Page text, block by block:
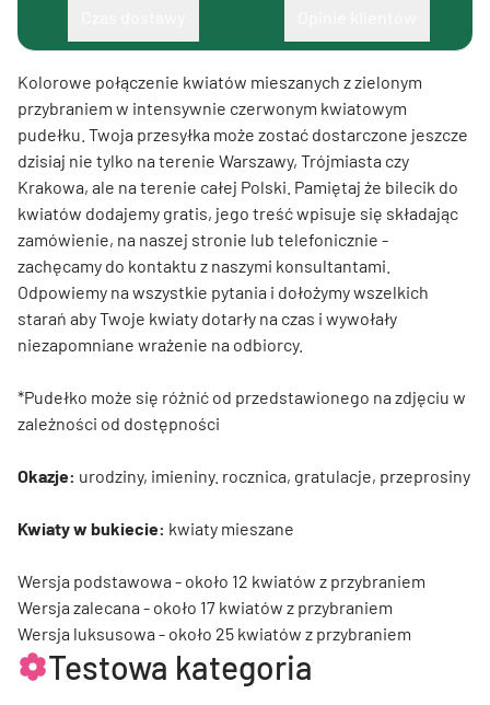
Kolorowe połączenie kwiatów mieszanych z zielonym
przybraniem w intensywnie czerwonym kwiatowym
pudełku. Twoja przesyłka może zostać dostarczone jeszcze
dzisiaj nie tylko na terenie Warszawy, Trójmiasta czy
Krakowa, ale na terenie całej Polski. Pamiętaj że bilecik do
kwiatów dodajemy gratis, jego treść wpisuje się składając
zamówienie, na naszej stronie lub telefonicznie -
zachęcamy do kontaktu z naszymi konsultantami.
Odpowiemy na wszystkie pytania i dołożymy wszelkich
starań aby Twoje kwiaty dotarły na czas i wywołały
niezapomniane wrażenie na odbiorcy.
*Pudełko może się różnić od przedstawionego na zdjęciu w
zależności od dostępności
Okazje: urodziny, imieniny. rocznica, gratulacje, przeprosiny
Kwiaty w bukiecie: kwiaty mieszane
Wersja podstawowa - około 12 kwiatów z przybraniem
Wersja zalecana - około 17 kwiatów z przybraniem
Wersja luksusowa - około 25 kwiatów z przybraniem
Testowa kategoria